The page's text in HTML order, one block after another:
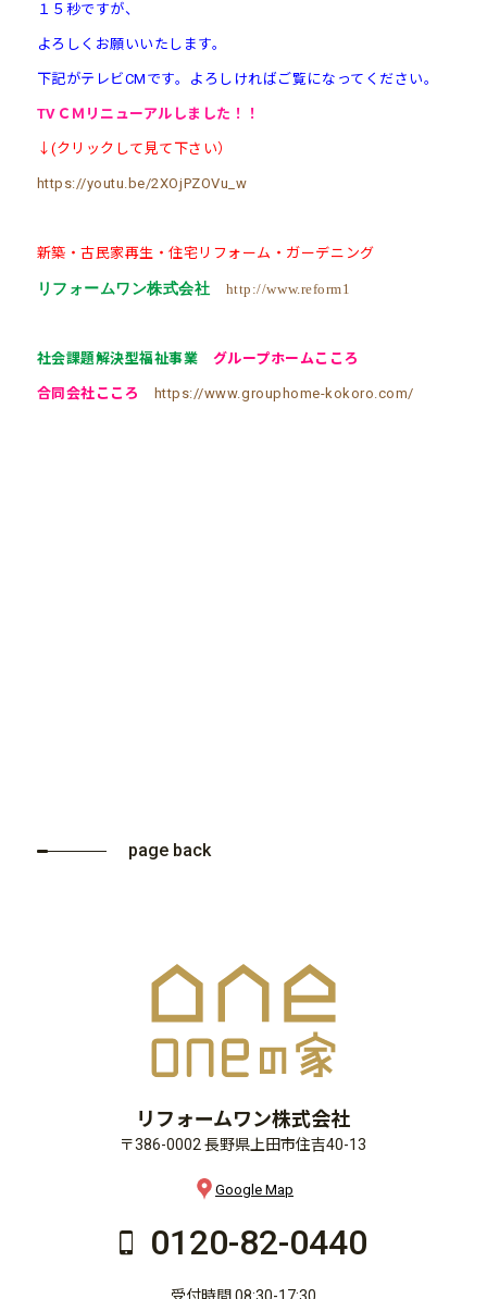
１５秒ですが、
よろしくお願いいたします。
下記がテレビCMです。よろしければご覧になってください。
TVＣＭ リニューアル しました！！
↓(クリックして見て下さい）
https://youtu.be/2XOjPZOVu_w
新築・古民家再生・住宅リフォーム・ガーデニング
リフォームワン株式会社 http://www.reform1
社会課題解決型福祉事業 グループホームこころ
合同会社こころ https://www.grouphome-kokoro.com/
page back
リフォームワン株式会社
〒386-0002 長野県上田市住吉40-13
Google Map
0120-82-0440